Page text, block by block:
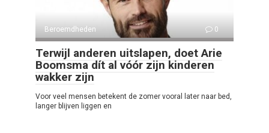
Beroemdheden 0
Terwijl anderen uitslapen, doet Arie
Boomsma dít al vóór zijn kinderen
wakker zijn
Voor veel mensen betekent de zomer vooral later naar bed,
langer blijven liggen en